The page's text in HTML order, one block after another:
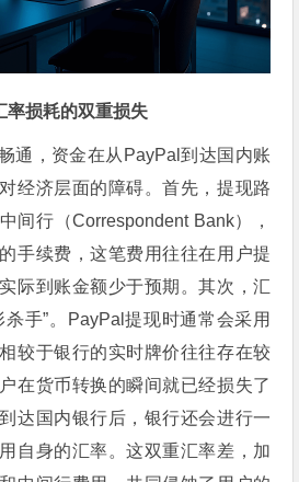
率损耗的双重损失
通，资金在从PayPal到达国内账
经济层面的障碍。首先，提现路
间行（Correspondent Bank），
手续费，这笔费用往往在用户提
际到账金额少于预期。其次，汇
手”。PayPal提现时通常会采用
较于银行的实时牌价往往存在较
在货币转换的瞬间就已经损失了
达国内银行后，银行还会进行一
自身的汇率。这双重汇率差，加